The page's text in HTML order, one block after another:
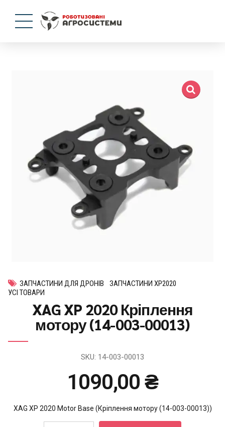
ЗАПЧАСТИНИ ДЛЯ ДРОНІВ
ЗАПЧАСТИНИ XP2020
УСІ ТОВАРИ
XAG XP 2020 Кріплення
мотору (14-003-00013)
SKU: 14-003-00013
1090,00 ₴
XAG XP 2020 Motor Base (Кріплення мотору (14-003-00013))